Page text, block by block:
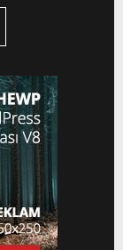
isimli